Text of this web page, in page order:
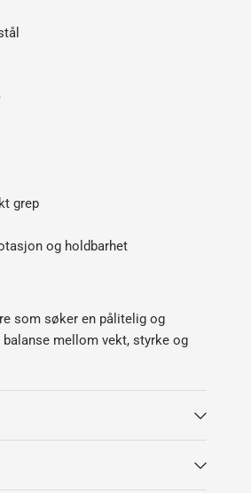
grep
og holdbarhet
som søker en pålitelig og
mellom vekt, styrke og